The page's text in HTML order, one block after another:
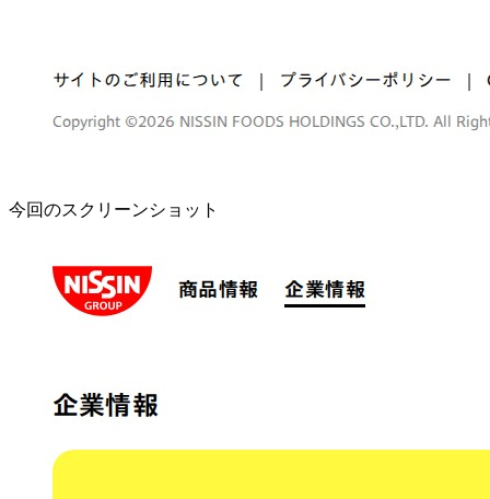
今回のスクリーンショット